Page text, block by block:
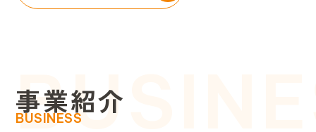
事業紹介
BUSINESS